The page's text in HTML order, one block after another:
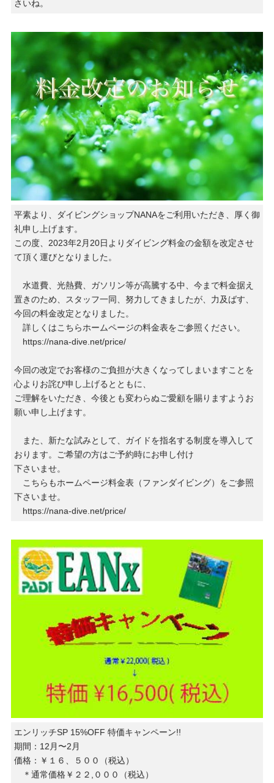
さいね。
平素より、ダイビングショップNANAをご利用いただき、厚く御
礼申し上げます。
この度、2023年2月20日よりダイビング料金の金額を改定させ
て頂く運びとなりました。
水道費、光熱費、ガソリン等が高騰する中、今まで料金据え
置きのため、スタッフ一同、努力してきましたが、力及ばす、
今回の料金改定となりました。
詳しくはこちらホームページの料金表をご参照ください。
https://nana-dive.net/price/
今回の改定でお客様のご負担が大きくなってしまいますことを
心よりお詫び申し上げるとともに、
ご理解をいただき、今後とも変わらぬご愛顧を賜りますようお
願い申し上げます。
また、新たな試みとして、ガイドを指名する制度を導入して
おります。ご希望の方はご予約時にお申し付け
下さいませ。
こちらもホームページ料金表（ファンダイビング）をご参照
下さいませ。
https://nana-dive.net/price/
エンリッチSP 15%OFF 特価キャンペーン!!
期間：12月〜2月
価格：￥１６、５００（税込）
＊通常価格￥２２,０００（税込）